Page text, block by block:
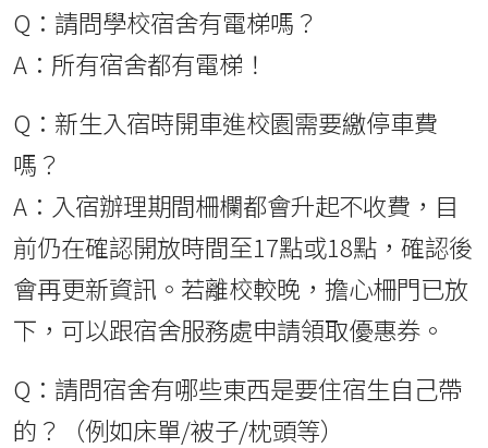
Q：請問學校宿舍有電梯嗎？
A：所有宿舍都有電梯！
Q：新生入宿時開車進校園需要繳停車費
嗎？
A：入宿辦理期間柵欄都會升起不收費，目
前仍在確認開放時間至17點或18點，確認後
會再更新資訊。若離校較晚，擔心柵門已放
下，可以跟宿舍服務處申請領取優惠券。
Q：請問宿舍有哪些東西是要住宿生自己帶
的？（例如床單/被子/枕頭等）